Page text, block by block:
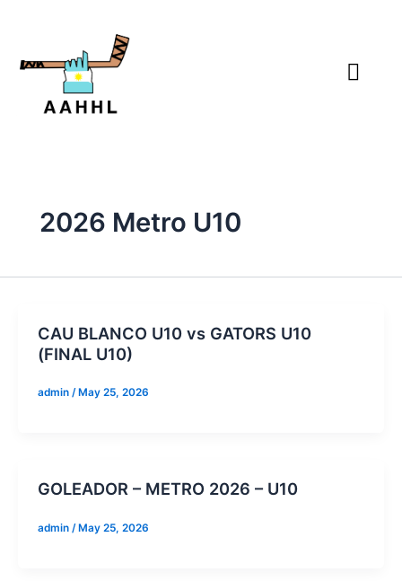
2026 Metro U10
CAU BLANCO U10 vs GATORS U10
(FINAL U10)
admin / May 25, 2026
GOLEADOR – METRO 2026 – U10
admin / May 25, 2026